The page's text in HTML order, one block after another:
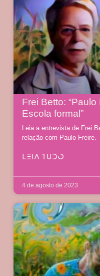
Frei Betto:
Escola formal”
Leia a entrevista de Frei
relação com Paulo Freire.
LEIA TUDO
4 de agosto de 2023